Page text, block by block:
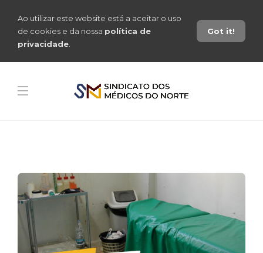
Ao utilizar este website está a aceitar o uso
de cookies e da nossa política de
privacidade
Got it!